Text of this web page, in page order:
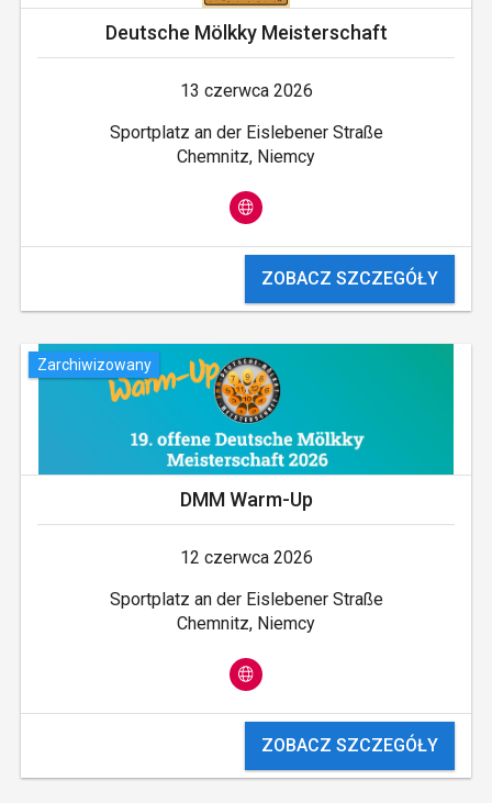
Deutsche Mölkky Meisterschaft
13 czerwca 2026
Sportplatz an der Eislebener Straße
Chemnitz, Niemcy
ZOBACZ SZCZEGÓŁY
Zarchiwizowany
DMM Warm-Up
12 czerwca 2026
Sportplatz an der Eislebener Straße
Chemnitz, Niemcy
ZOBACZ SZCZEGÓŁY